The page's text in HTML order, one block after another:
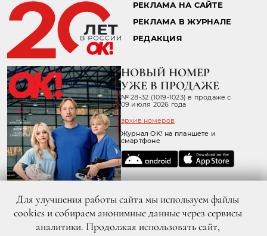
РЕКЛАМА НА САЙТЕ
РЕКЛАМА В ЖУРНАЛЕ
РЕДАКЦИЯ
НОВЫЙ НОМЕР
УЖЕ В ПРОДАЖЕ
№ 28-32 (1019-1023) в продаже с
09 июля 2026 года
архив номеров
Журнал OK! на планшете и
смартфоне
Для улучшения работы сайта мы используем файлы
cookies и собираем анонимные данные через сервисы
аналитики. Продолжая использовать сайт,